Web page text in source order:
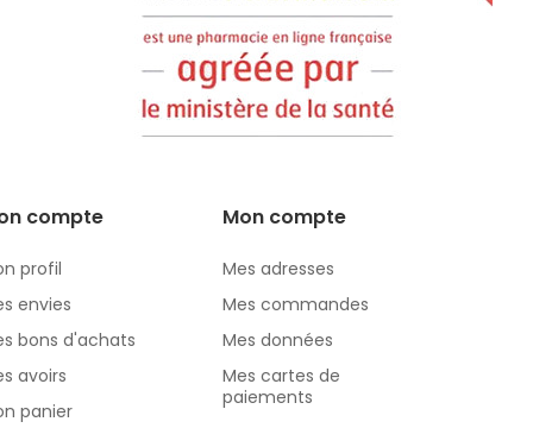
compte
profil
envies
bons d'achats
avoirs
panier
Mon compte
Mes adresses
Mes commandes
Mes données
Mes cartes de
paiements